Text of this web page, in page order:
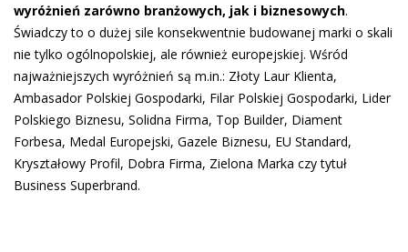
wyróżnień zarówno branżowych, jak i biznesowych.
Świadczy to o dużej sile konsekwentnie budowanej marki o skali
nie tylko ogólnopolskiej, ale również europejskiej. Wśród
najważniejszych wyróżnień są m.in.: Złoty Laur Klienta,
Ambasador Polskiej Gospodarki, Filar Polskiej Gospodarki, Lider
Polskiego Biznesu, Solidna Firma, Top Builder, Diament
Forbesa, Medal Europejski, Gazele Biznesu, EU Standard,
Kryształowy Profil, Dobra Firma, Zielona Marka czy tytuł
Business Superbrand.